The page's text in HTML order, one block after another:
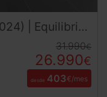
| DESDE 400€/mes
31.990€
26.990€
desde 403€/mes